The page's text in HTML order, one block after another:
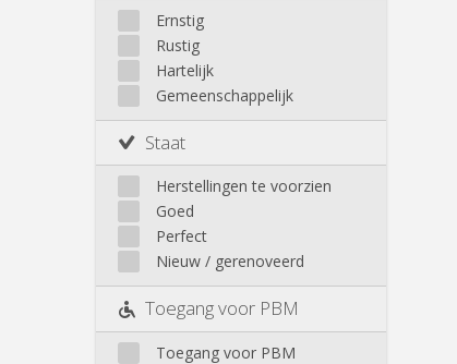
Ernstig
Rustig
Hartelijk
Gemeenschappelijk
Staat
Herstellingen te voorzien
Goed
Perfect
Nieuw / gerenoveerd
Toegang voor PBM
Toegang voor PBM